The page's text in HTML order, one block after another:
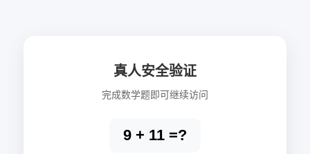
真人安全验证
完成数学题即可继续访问
9 + 11 =?